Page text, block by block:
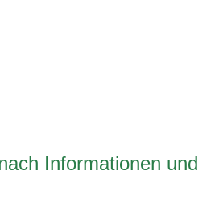
Informationen und